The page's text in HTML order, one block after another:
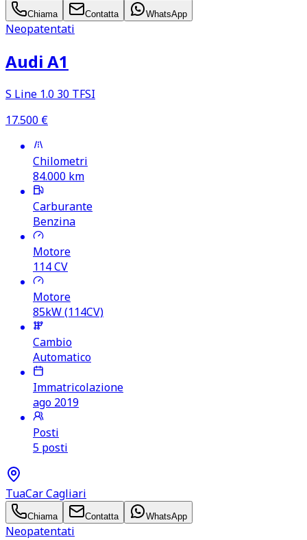
Chiama Contatta WhatsApp
Neopatentati
Audi A1
S Line 1.0 30 TFSI
17.500 €
Chilometri
84.000 km
Carburante
Benzina
Motore
114CV
Motore
85kW (114CV)
Cambio
Automatico
Immatricolazione
ago 2019
Posti
5 posti
TuaCar Cagliari
Chiama Contatta WhatsApp
Neopatentati